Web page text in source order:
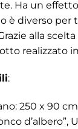
Ha un
è diverso
alla
realizzato
:
250 x 90 cm